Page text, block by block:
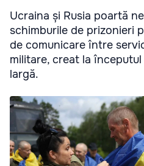
Ucraina și Rusia poartă
schimburile de prizonieri
de comunicare între
militare, creat la
largă.